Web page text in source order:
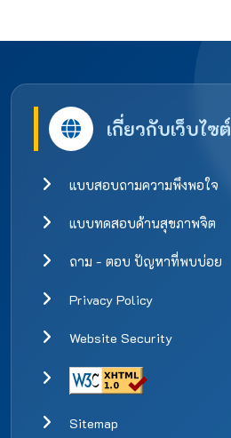
เกี่ยวกับเว็บไซต์
แบบสอบถามความพึงพอใจ
แบบทดสอบด้านสุขภาพจิต
ถาม - ตอบ ปัญหาที่พบบ่อย
Privacy Policy
Website Security
Sitemap